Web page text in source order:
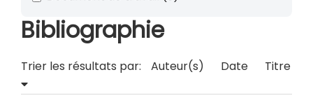
Bibliographie
Trier les résultats par: Auteur(s) Date Titre